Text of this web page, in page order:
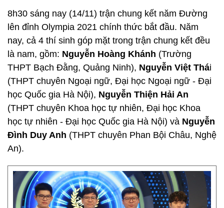
8h30 sáng nay (14/11) trận chung kết năm Đường
lên đỉnh Olympia 2021 chính thức bắt đầu. Năm
nay, cả 4 thí sinh góp mặt trong trận chung kết đều
là nam, gồm: Nguyễn Hoàng Khánh (Trường
THPT Bạch Đằng, Quảng Ninh), Nguyễn Việt Thái
(THPT chuyên Ngoại ngữ, Đại học Ngoại ngữ - Đại
học Quốc gia Hà Nội), Nguyễn Thiện Hải An
(THPT chuyên Khoa học tự nhiên, Đại học Khoa
học tự nhiên - Đại học Quốc gia Hà Nội) và Nguyễn
Đình Duy Anh (THPT chuyên Phan Bội Châu, Nghệ
An).